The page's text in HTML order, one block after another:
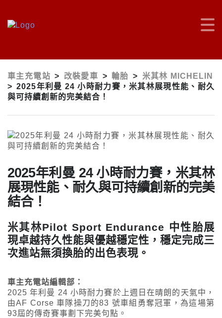
車主充電站 > 改裝愛車 > 輪胎 >
米其林 MICHELIN
> 2025年利曼 24 小時耐力賽，米其林展現性能、耐久
與可持續創新的完美結合！
2025年利曼 24 小時耐力賽，米其林
展現性能、耐久與可持續創新的完美
結合！
米其林Pilot Sport Endurance 中性胎展
現卓越持久性能與優越穩定性，穩定完成三
次進站無須換胎的出色表現。
車主充電站編輯部：
2025 年利曼 24 小時耐力賽於上週日在晴朗的天氣中，
由AF Corse 車隊操刀的83 號車組勇奪冠軍，為這場第
93屆的傳奇賽事劃下完美句點。